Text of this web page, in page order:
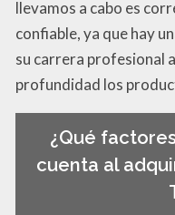
llevamos a cabo es
confiable, ya que hay
su carrera profesional
profundidad los
¿Qué
cuenta al